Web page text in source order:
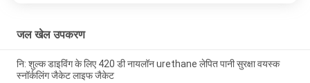
जल खेल उपकरण
नि: शुल्क डाइविंग के लिए 420 डी नायलॉन urethane लेपित पानी सुरक्षा वयस्क
स्नॉर्कलिंग जैकेट लाइफ जैकेट